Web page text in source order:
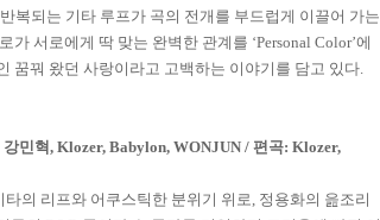
복되는 기타 루프가 곡의 전개를 부드럽게 이끌어 가는
가 서로에게 딱 맞는 완벽한 관계를 ‘Personal Color’에
꿈꿔 왔던 사랑이라고 고백하는 이야기를 담고 있다.
강민혁 , Klozer, Babylon, WONJUN / 편곡: Klozer,
타의 리프와 어쿠스틱한 분위기 위로, 정용화의 읊조리